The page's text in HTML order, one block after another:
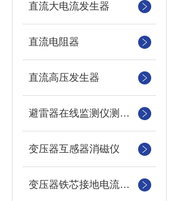
直流大电流发生器
直流电阻器
直流高压发生器
避雷器在线监测仪测试仪
变压器互感器消磁仪
变压器铁芯接地电流测试仪